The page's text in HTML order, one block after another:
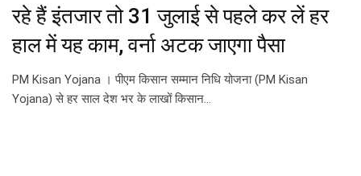
रहे हैं इंतजार तो 31 जुलाई से पहले कर लें हर
हाल में यह काम, वर्ना अटक जाएगा पैसा
PM Kisan Yojana । पीएम किसान सम्मान निधि योजना (PM Kisan
Yojana) से हर साल देश भर के लाखों किसान…